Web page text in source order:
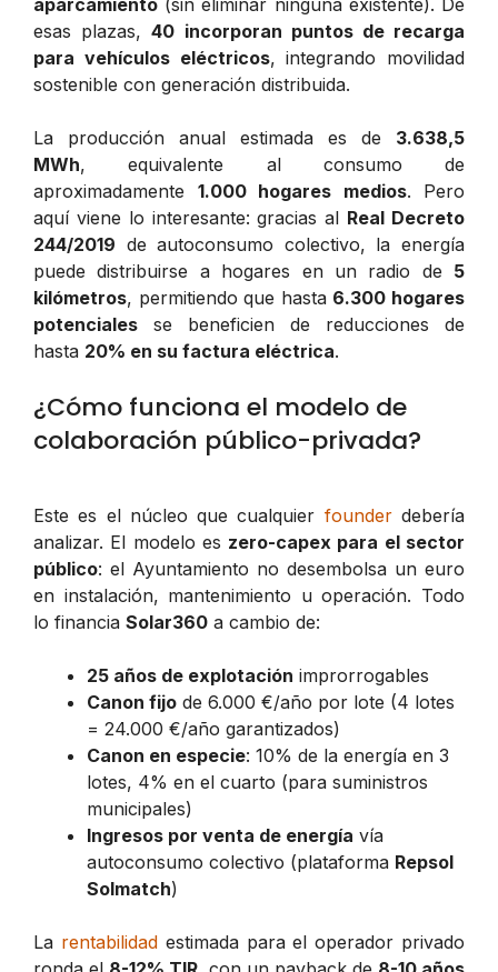
esas plazas,40 incorporan puntos de recarga
para vehículos eléctricos, integrando movilidad
sostenible con generación distribuida.
La producción anual estimada es de 3.638,5
MWh, equivalente al consumo de
aproximadamente 1.000 hogares medios. Pero
aquí viene lo interesante: gracias al Real Decreto
244/2019 de autoconsumo colectivo, la energía
puede distribuirse a hogares en un radio de 5
kilómetros, permitiendo que hasta 6.300 hogares
potenciales se beneficien de reducciones de
hasta 20% en su factura eléctrica.
¿Cómo funciona el modelo de
colaboración público-privada?
Este es el núcleo que cualquier founderdebería
analizar. El modelo es zero-capex para el sector
público: el Ayuntamiento no desembolsa un euro
en instalación, mantenimiento u operación. Todo
lo financia Solar360 a cambio de:
25 años de explotación improrrogables
Canon fijo de 6.000 €/año por lote (4 lotes
= 24.000 €/año garantizados)
Canon en especie: 10% de la energía en 3
lotes, 4% en el cuarto (para suministros
municipales)
Ingresos por venta de energía vía
autoconsumo colectivo (plataforma Repsol
Solmatch)
La rentabilidadestimada para el operador privado